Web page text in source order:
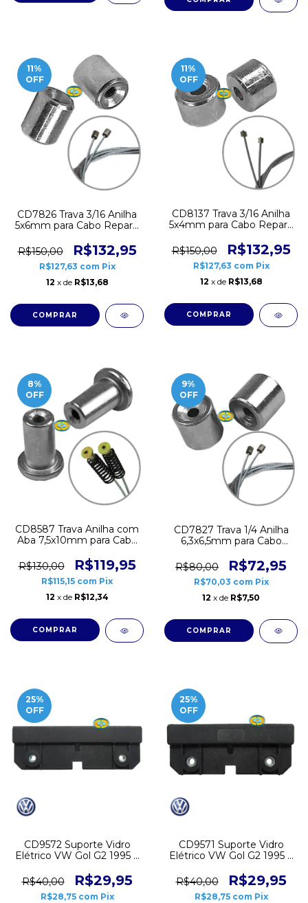
11%
OFF
CD7826 Trava 3/16 Anilha
5x6mm para Cabo Reparo
100 unidades
R$150,00 R$132,95
R$127,63 com Pix
12 x de R$13,68
11%
OFF
CD8137 Trava 3/16 Anilha
5x4mm para Cabo Reparo
100 unidades
R$150,00 R$132,95
R$127,63 com Pix
12 x de R$13,68
8%
OFF
CD8587 Trava Anilha com
Aba 7,5x10mm para Cabo
Elétrico 50 unidades
R$130,00 R$119,95
R$115,15 com Pix
12 x de R$12,34
9%
OFF
CD7827 Trava 1/4 Anilha
6,3x6,5mm para Cabo
Elétrico 50 unidades
R$80,00 R$72,95
R$70,03 com Pix
12 x de R$7,50
25%
OFF
CD9572 Suporte Vidro
Elétrico VW Gol G2 1995 a
R$40,00
R$29,95
R$28,75 com Pix
25%
OFF
CD9571 Suporte Vidro
Elétrico VW Gol G2 1995 a
R$40,00
R$29,95
R$28,75 com Pix